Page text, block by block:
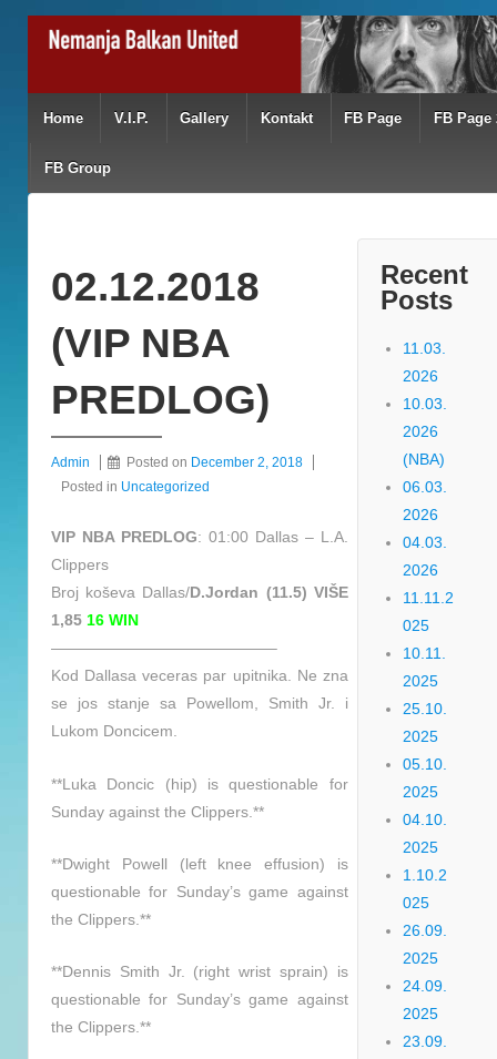
Home V.I.P. Gallery Kontakt FB Page FB Page
FB Group
02.12.2018
(VIP NBA
PREDLOG)
Admin Posted on December 2, 2018
Posted in Uncategorized
VIP NBA PREDLOG: 01:00 Dallas – L.A.
Clippers
Broj koševa Dallas/D.Jordan (11.5) VIŠE
1,85 16 WIN
——————————————–
Kod Dallasa veceras par upitnika. Ne zna
se jos stanje sa Powellom, Smith Jr. i
Lukom Doncicem.
**Luka Doncic (hip) is questionable for
Sunday against the Clippers.**
**Dwight Powell (left knee effusion) is
questionable for Sunday’s game against
the Clippers.**
**Dennis Smith Jr. (right wrist sprain) is
questionable for Sunday’s game against
the Clippers.**
Recent
Posts
11.03.
2026
10.03.
2026
(NBA)
06.03.
2026
04.03.
2026
11.11.2
025
10.11.
2025
25.10.
2025
05.10.
2025
04.10.
2025
1.10.2
025
26.09.
2025
24.09.
2025
23.09.